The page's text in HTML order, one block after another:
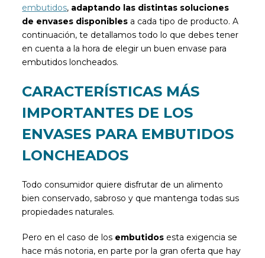
embutidos, adaptando las distintas soluciones
de envases disponibles a cada tipo de producto. A
continuación, te detallamos todo lo que debes tener
en cuenta a la hora de elegir un buen envase para
embutidos loncheados.
CARACTERÍSTICAS MÁS
IMPORTANTES DE LOS
ENVASES PARA EMBUTIDOS
LONCHEADOS
Todo consumidor quiere disfrutar de un alimento
bien conservado, sabroso y que mantenga todas sus
propiedades naturales.
Pero en el caso de los embutidos esta exigencia se
hace más notoria, en parte por la gran oferta que hay